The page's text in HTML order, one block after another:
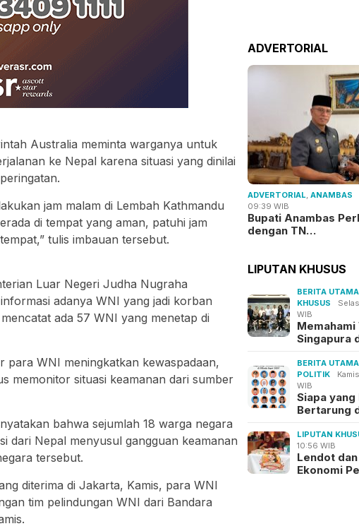
Australia meminta warganya untuk
ke Nepal karena situasi yang dinilai
jam malam di Lembah Kathmandu
di tempat yang aman, patuhi jam
tulis imbauan tersebut.
Luar Negeri Judha Nugraha
adanya WNI yang jadi korban
ada 57 WNI yang menetap di
para WNI meningkatkan kewaspadaan,
memonitor situasi keamanan dari sumber
bahwa sejumlah 18 warga negara
dari Nepal menyusul gangguan keamanan
tersebut.
diterima di Jakarta, Kamis, para WNI
tim pelindungan WNI dari Bandara
ADVERTORIAL
ADVERTORIAL,ANAMBAS
09:39 WIB
Bupati Anambas
dengan TN…
LIPUTAN KHUSUS
BERITA UTAMA
KHUSUS
WIB
Singapura
BERITA UTAMA
POLITIK
WIB
Siapa
Bertarung
LIPUTAN
10:56 WIB
Lendot
Ekonomi